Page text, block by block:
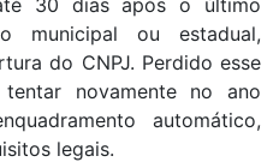
municipal ou estadual,
do CNPJ. Perdido esse
novamente no ano
automático,
legais.